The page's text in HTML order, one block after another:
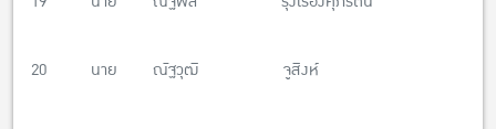
20 นาย ณัฐวุฒิ จูสิงห์